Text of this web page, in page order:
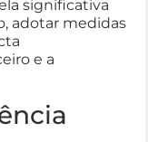
significativa
adotar medidas
e a